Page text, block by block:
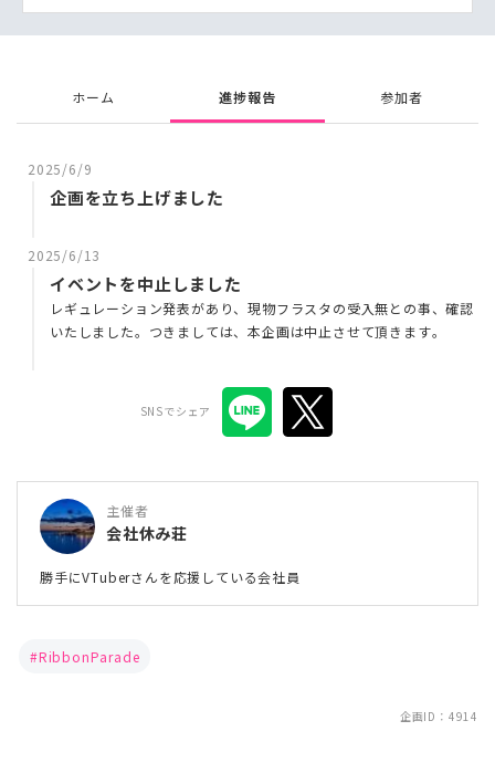
ホーム 進捗報告 参加者
2025/6/9
企画を立ち上げました
2025/6/13
イベントを中止しました
レギュレーション発表があり、現物フラスタの受入無との事、確認
いたしました。つきましては、本企画は中止させて頂きます。
SNSでシェア
主催者
会社休み荘
勝手にVTuberさんを応援している会社員
RibbonParade
企画ID：4914